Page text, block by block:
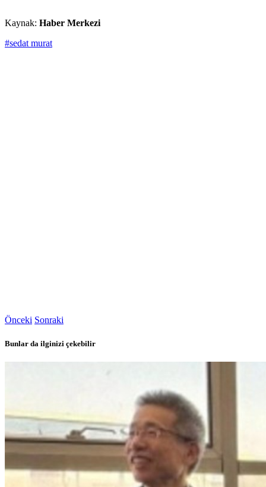
Kaynak: Haber Merkezi
#sedat murat
Önceki Sonraki
Bunlar da ilginizi çekebilir